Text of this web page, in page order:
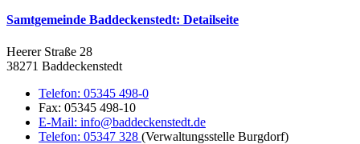
Samtgemeinde Baddeckenstedt: Detailseite
Heerer Straße 28
38271 Baddeckenstedt
Telefon: 05345 498-0
Fax: 05345 498-10
E-Mail: info@baddeckenstedt.de
Telefon: 05347 328 (Verwaltungsstelle Burgdorf)